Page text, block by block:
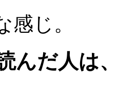
感じ。
んだ人は